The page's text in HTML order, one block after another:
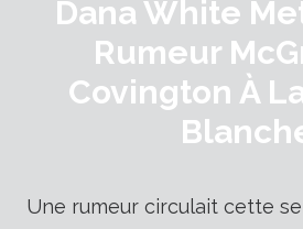
Dana White
Rumeur
Covington À
Une rumeur circulait cette